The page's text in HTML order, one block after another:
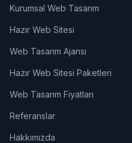
Kurumsal Web Tasarım
Hazır Web Sitesi
Web Tasarım Ajansı
Hazır Web Sitesi Paketleri
Web Tasarım Fiyatları
Referanslar
Hakkımızda